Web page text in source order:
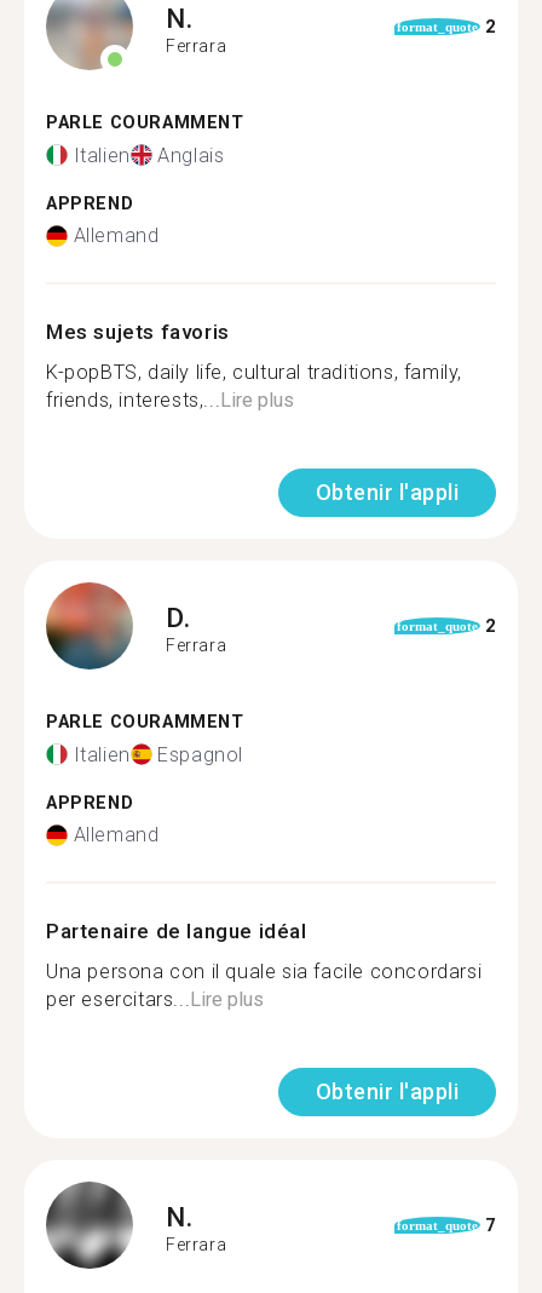
N.
Ferrara
format_quote 2
PARLE COURAMMENT
Italien Anglais
APPREND
Allemand
Mes sujets favoris
K-popBTS, daily life, cultural traditions, family,
friends, interests,...Lire plus
Obtenir l'appli
D.
Ferrara
format_quote 2
PARLE COURAMMENT
Italien Espagnol
APPREND
Allemand
Partenaire de langue idéal
Una persona con il quale sia facile concordarsi
per esercitars...Lire plus
Obtenir l'appli
N.
Ferrara
format_quote 7